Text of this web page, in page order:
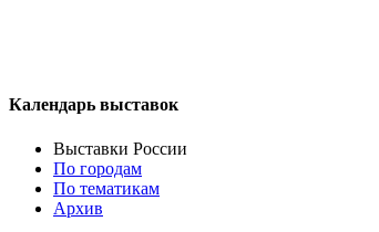
Календарь выставок
Выставки России
По городам
По тематикам
Архив